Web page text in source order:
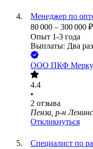
Менеджер по
80 000 – 300 000 ₽
Опыт 1-3 года
Выплаты: Два
ООО ПКФ
4.4
•
2 отзыва
Пенза, р-н
Откликнуться
Специалист по